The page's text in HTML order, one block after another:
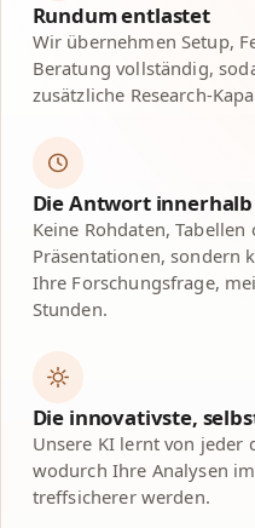
Rundum entlastet
Wir übernehmen Setup,
Beratung vollständig,
zusätzliche Research-
Die Antwort
Keine Rohdaten,
Präsentationen, sondern
Ihre Forschungsfrage,
Stunden.
Die innovativste,
Unsere KI lernt von jeder
wodurch Ihre Analysen
treffsicherer werden.